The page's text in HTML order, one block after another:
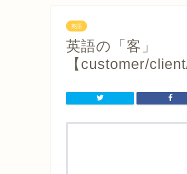
英語
英語の「客」
【customer/